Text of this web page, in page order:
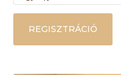
REGISZTRÁCIÓ